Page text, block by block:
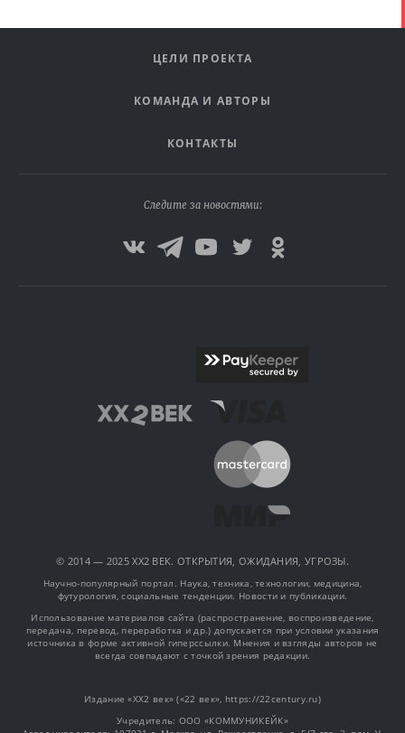
ЦЕЛИ ПРОЕКТА
КОМАНДА И АВТОРЫ
КОНТАКТЫ
Следите за новостями:
© 2014 — 2025 XX2 ВЕК. ОТКРЫТИЯ, ОЖИДАНИЯ, УГРОЗЫ.
Научно-популярный портал. Наука, техника, технологии, медицина,
футурология, социальные тенденции. Новости и публикации.
Использование материалов сайта (распространение, воспроизведение,
передача, перевод, переработка и др.) допускается при условии указания
источника в форме активной гиперссылки. Мнения и взгляды авторов не
всегда совпадают с точкой зрения редакции.
Издание «XX2 век» («22 век», https://22century.ru)
Учредитель: OOO «КОММУНИКЕЙК»